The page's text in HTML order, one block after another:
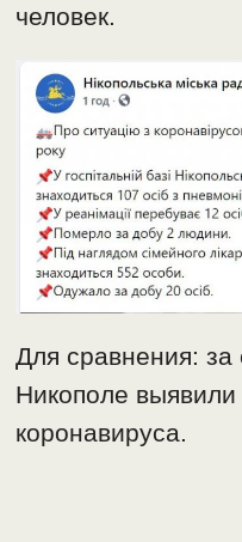
человек.
Для сравнения: за
Никополе
коронавируса.